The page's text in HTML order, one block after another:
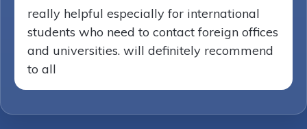
really helpful especially for international
students who need to contact foreign offices
and universities. will definitely recommend
to all